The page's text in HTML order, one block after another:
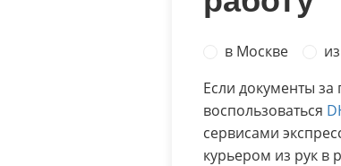
в Москве
Если документы
воспользоваться
сервисами
курьером из рук в